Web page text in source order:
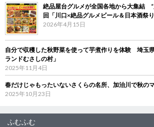
絶品屋台グルメが全国各地から大集結
回「川口×絶品グルメビール＆日本酒祭
2026年4月15日
自分で収穫した秋野菜を使って芋煮作りを体験 埼玉
ランドむさしの村」
2025年11月4日
春だけじゃもったいないさくらの名所、加治川で秋の
2025年10月23日
ふむふむ